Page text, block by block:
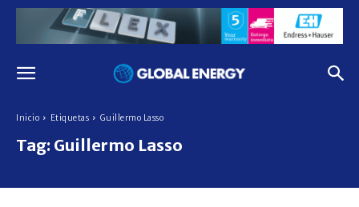
Inicio Etiquetas Guillermo Lasso
Tag: Guillermo Lasso